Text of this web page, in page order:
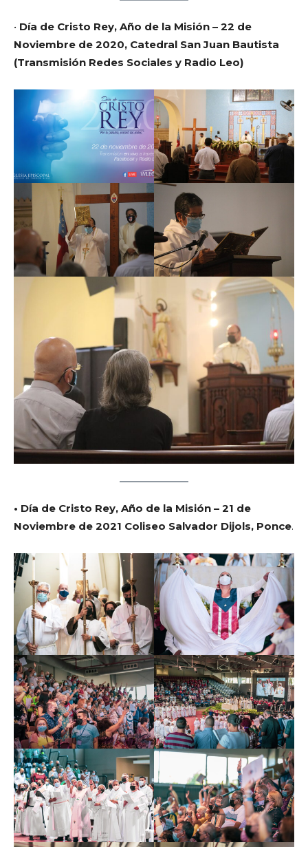
• Día de Cristo Rey, Año de la Misión – 22 de
Noviembre de 2020, Catedral San Juan Bautista
(Transmisión Redes Sociales y Radio Leo)
• Día de Cristo Rey, Año de la Misión – 21 de
Noviembre de 2021 Coliseo Salvador Dijols, Ponce.